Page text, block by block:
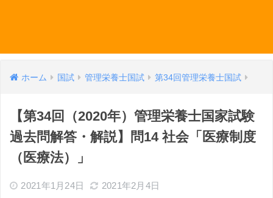
ホーム 国試 管理栄養士国試 第34回管理栄養士国試
【第34回（2020年）管理栄養士国家試験
過去問解答・解説】問14 社会「医療制度
（医療法）」
2021年1月24日 2021年2月4日